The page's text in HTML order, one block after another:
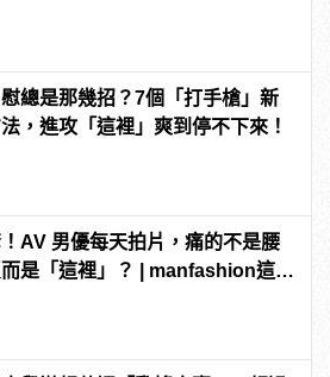
慰總是那幾招？7個「打手槍」新
，進攻「這裡」爽到停不下來！
AV 男優每天拍片，痛的不是腰
是「這裡」？ | manfashion這樣